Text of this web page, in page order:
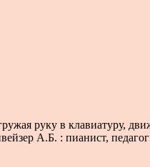
руку в клавиатуру,
А.Б. : пианист, педагог